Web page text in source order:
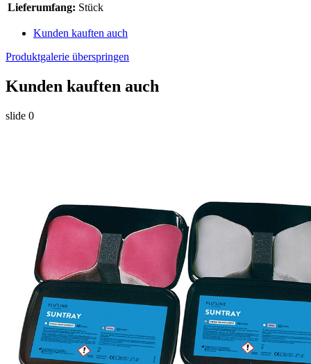
Lieferumfang: Stück
Kunden kauften auch
Produktgalerie überspringen
Kunden kauften auch
slide 0